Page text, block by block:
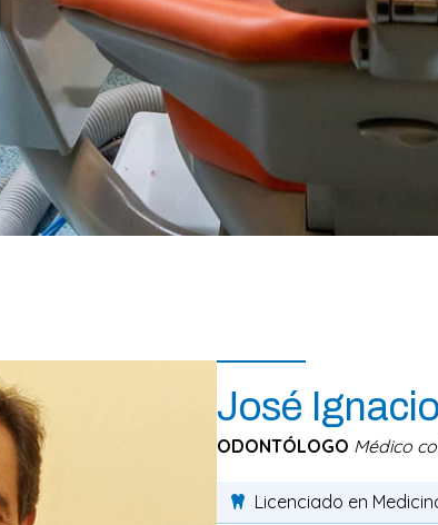
José
ODONTÓLOGO Médico
Licenciado en